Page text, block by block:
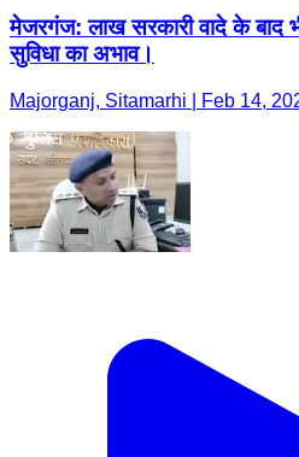
मेजरगंज: लाख सरकारी वादे के बाद
सुविधा का अभाव।
Majorganj, Sitamarhi | Feb 14,